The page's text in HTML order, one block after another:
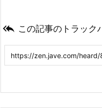
 この記事のトラック